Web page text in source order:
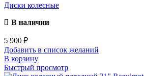
Диски колесные
В наличии
5 900 ₽
Добавить в список желаний
В корзину
Быстрый просмотр